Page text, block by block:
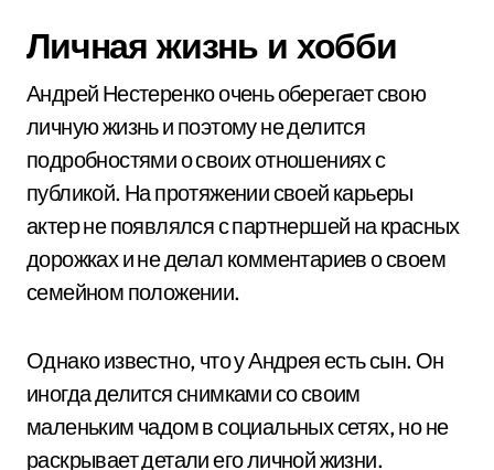
Личная жизнь и хобби
Андрей Нестеренко очень оберегает свою
личную жизнь и поэтому не делится
подробностями о своих отношениях с
публикой. На протяжении своей карьеры
актер не появлялся с партнершей на красных
дорожках и не делал комментариев о своем
семейном положении.
Однако известно, что у Андрея есть сын. Он
иногда делится снимками со своим
маленьким чадом в социальных сетях, но не
раскрывает детали его личной жизни.